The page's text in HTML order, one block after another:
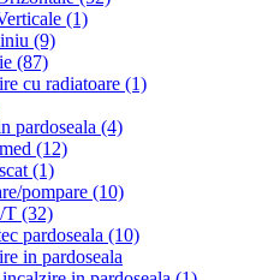
(1)
(9)
(87)
cu radiatoare (1)
pardoseala (4)
(12)
(1)
pompare (10)
T (32)
pardoseala (10)
in pardoseala